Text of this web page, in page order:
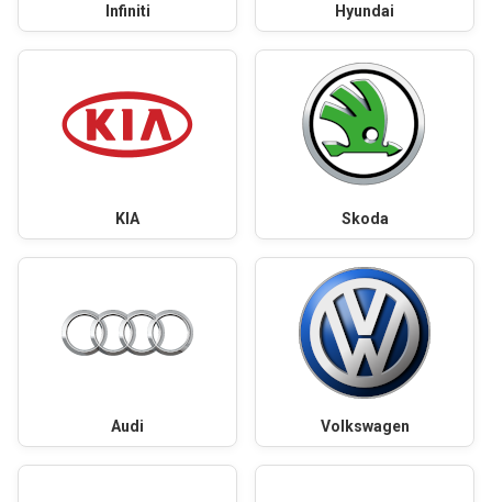
Infiniti Hyundai
KIA Skoda
Audi Volkswagen